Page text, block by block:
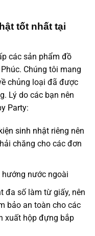
tốt nhất tại
các sản phẩm đồ
Chúng tôi mang
chủng loại đã được
Lý do các bạn nên
Party:
sinh nhậtriêng nên
chăng cho các đơn
nước ngoài
đa số làm từ giấy, nên
bảo an toàn cho các
xuất hộp đựng bắp